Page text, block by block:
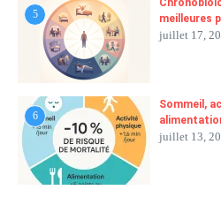
5
meilleures
juillet 17,
6
Sommeil,
juillet 13,